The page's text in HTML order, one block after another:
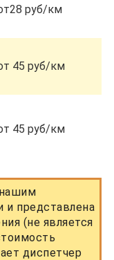
руб/км
45 руб/км
45 руб/км
и представлена
(не является
диспетчер